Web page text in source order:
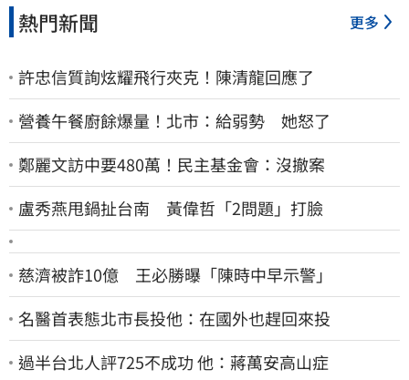
熱門新聞 更多
許忠信質詢炫耀飛行夾克！陳清龍回應了
營養午餐廚餘爆量！北市：給弱勢 她怒了
鄭麗文訪中要480萬！民主基金會：沒撤案
盧秀燕甩鍋扯台南 黃偉哲「2問題」打臉
慈濟被詐10億 王必勝曝「陳時中早示警」
名醫首表態北市長投他：在國外也趕回來投
過半台北人評725不成功 他：蔣萬安高山症